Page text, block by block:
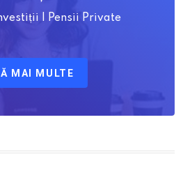
| Pensii Private
MAI MULTE